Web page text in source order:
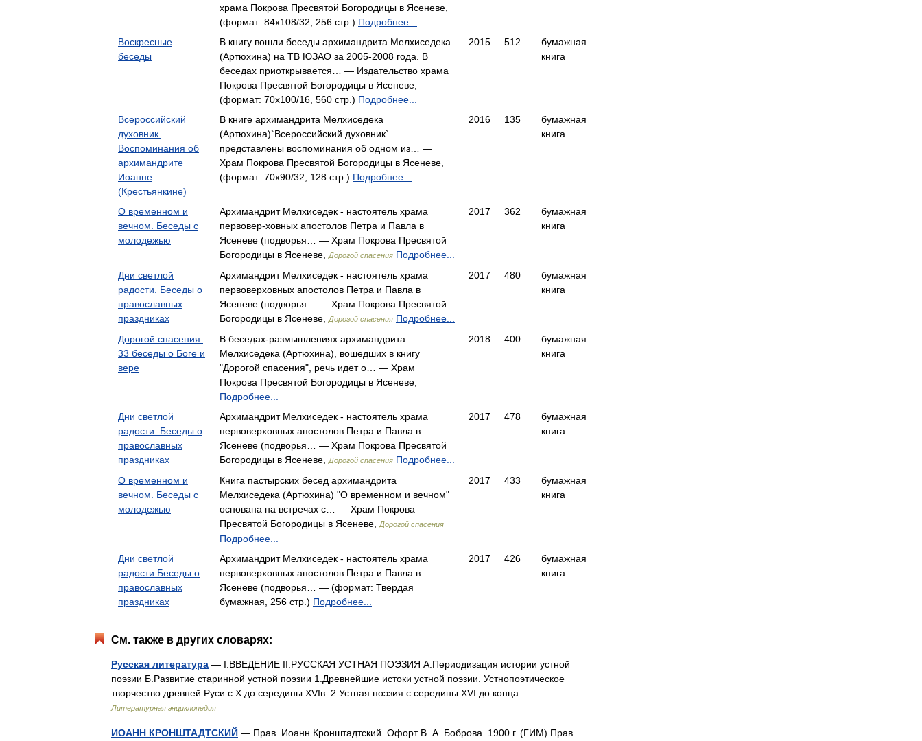
храма Покрова Пресвятой Богородицы в Ясеневе,
(формат: 84x108/32, 256 стр.) Подробнее...
Воскресные
беседы
В книгу вошли беседы архимандрита Мелхиседека
(Артюхина) на ТВ ЮЗАО за 2005-2008 года. В
беседах приоткрывается… — Издательство храма
Покрова Пресвятой Богородицы в Ясеневе,
(формат: 70x100/16, 560 стр.) Подробнее...
2015 512
бумажная
книга
Всероссийский
духовник.
Воспоминания об
архимандрите
Иоанне
(Крестьянкине)
В книге архимандрита Мелхиседека
(Артюхина)`Всероссийский духовник`
представлены воспоминания об одном из… —
Храм Покрова Пресвятой Богородицы в Ясеневе,
(формат: 70x90/32, 128 стр.) Подробнее...
2016 135
бумажная
книга
О временном и
вечном. Беседы с
молодежью
Архимандрит Мелхиседек - настоятель храма
первовер-ховных апостолов Петра и Павла в
Ясеневе (подворья… — Храм Покрова Пресвятой
Богородицы в Ясеневе,
Дорогой спасения Подробнее...
2017 362
бумажная
книга
Дни светлой
радости. Беседы о
православных
праздниках
Архимандрит Мелхиседек - настоятель храма
первоверховных апостолов Петра и Павла в
Ясеневе (подворья… — Храм Покрова Пресвятой
Богородицы в Ясеневе,
Дорогой спасения Подробнее...
2017 480
бумажная
книга
Дорогой спасения.
33 беседы о Боге и
вере
В беседах-размышлениях архимандрита
Мелхиседека (Артюхина), вошедших в книгу
"Дорогой спасения", речь идет о… — Храм
Покрова Пресвятой Богородицы в Ясеневе,
Подробнее...
2018 400
бумажная
книга
Дни светлой
радости. Беседы о
православных
праздниках
Архимандрит Мелхиседек - настоятель храма
первоверховных апостолов Петра и Павла в
Ясеневе (подворья… — Храм Покрова Пресвятой
Богородицы в Ясеневе,
Дорогой спасения Подробнее...
2017 478
бумажная
книга
О временном и
вечном. Беседы с
молодежью
Книга пастырских бесед архимандрита
Мелхиседека (Артюхина) "О временном и вечном"
основана на встречах с… — Храм Покрова
Пресвятой Богородицы в Ясеневе,
Дорогой спасения
Подробнее...
2017 433
бумажная
книга
Дни светлой
радости Беседы о
православных
праздниках
Архимандрит Мелхиседек - настоятель храма
первоверховных апостолов Петра и Павла в
Ясеневе (подворья… — (формат: Твердая
бумажная, 256 стр.) Подробнее...
2017 426
бумажная
книга
См. также в других словарях:
Русская литература — I.ВВЕДЕНИЕ II.РУССКАЯ УСТНАЯ ПОЭЗИЯ А.Периодизация истории устной
поэзии Б.Развитие старинной устной поэзии 1.Древнейшие истоки устной поэзии. Устнопоэтическое
творчество древней Руси с X до середины XVIв. 2.Устная поэзия с середины XVI до конца… …
Литературная энциклопедия
ИОАНН КРОНШТАДТСКИЙ — Прав. Иоанн Кронштадтский. Офорт В. А. Боброва. 1900 г. (ГИМ) Прав.